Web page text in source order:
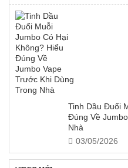
Tinh Dầu Đuổi
Đúng Về
Nhà
03/05/2026